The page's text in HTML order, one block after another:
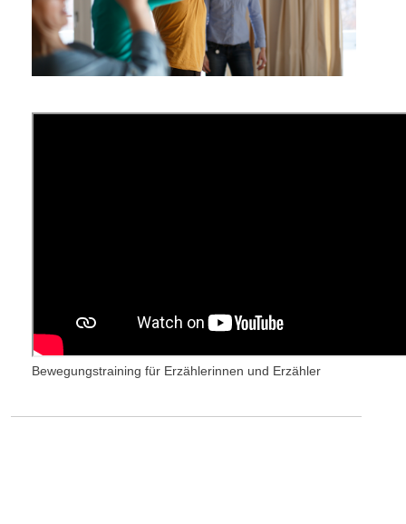
Bewegungstraining für Erzählerinnen und Erzähler